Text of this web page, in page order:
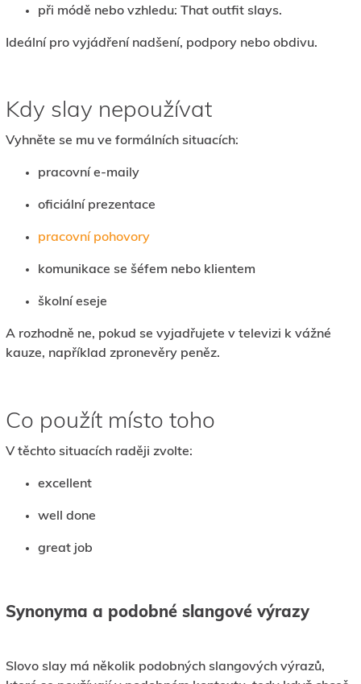
při módě nebo vzhledu: That outfit slays.
Ideální pro vyjádření nadšení, podpory nebo obdivu.
Kdy slay nepoužívat
Vyhněte se mu ve formálních situacích:
pracovní e-maily
oficiální prezentace
pracovní pohovory
komunikace se šéfem nebo klientem
školní eseje
A rozhodně ne, pokud se vyjadřujete v televizi k vážné
kauze, například zpronevěry peněz.
Co použít místo toho
V těchto situacích raději zvolte:
excellent
well done
great job
Synonyma a podobné slangové výrazy
Slovo slay má několik podobných slangových výrazů,